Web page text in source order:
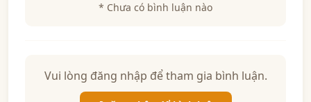
* Chưa có bình luận nào
Vui lòng đăng nhập để tham gia bình luận.